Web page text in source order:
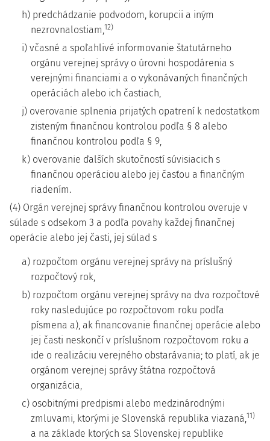
h) predchádzanie podvodom, korupcii a iným
nezrovnalostiam,12)
i) včasné a spoľahlivé informovanie štatutárneho
orgánu verejnej správy o úrovni hospodárenia s
verejnými financiami a o vykonávaných finančných
operáciách alebo ich častiach,
j) overovanie splnenia prijatých opatrení k nedostatkom
zisteným finančnou kontrolou podľa § 8 alebo
finančnou kontrolou podľa § 9,
k) overovanie ďalších skutočností súvisiacich s
finančnou operáciou alebo jej časťou a finančným
riadením.
(4) Orgán verejnej správy finančnou kontrolou overuje v
súlade s odsekom 3 a podľa povahy každej finančnej
operácie alebo jej časti, jej súlad s
a) rozpočtom orgánu verejnej správy na príslušný
rozpočtový rok,
b) rozpočtom orgánu verejnej správy na dva rozpočtové
roky nasledujúce po rozpočtovom roku podľa
písmena a), ak financovanie finančnej operácie alebo
jej časti neskončí v príslušnom rozpočtovom roku a
ide o realizáciu verejného obstarávania; to platí, ak je
orgánom verejnej správy štátna rozpočtová
organizácia,
c) osobitnými predpismi alebo medzinárodnými
zmluvami, ktorými je Slovenská republika viazaná,11)
a na základe ktorých sa Slovenskej republike